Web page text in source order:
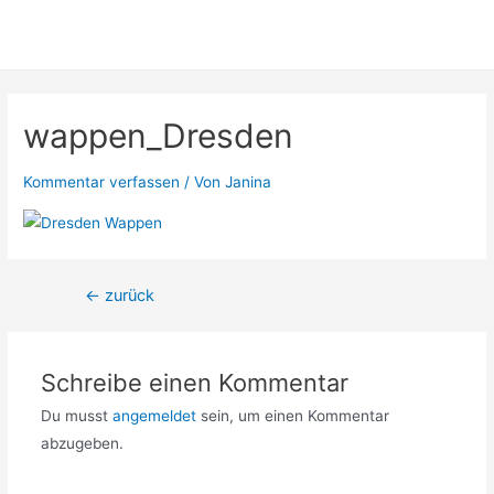
wappen_Dresden
Kommentar verfassen / VonJanina
Beitragsnavigation
← zurück
Schreibe einen Kommentar
Du musst angemeldetsein, um einen Kommentar
abzugeben.